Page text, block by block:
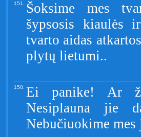
151. Šoksime mes
šypsosis kiaulės
tvarto aidas
plytų lietumi..
150. Ei panike! Ar
Nesiplauna jie
Nebučiuokime